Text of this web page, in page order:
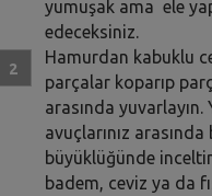
yumuşak ama ele
edeceksiniz.
Hamurdan kabuklu
parçalar koparıp
arasında
avuçlarınız arasında
büyüklüğünde
badem, ceviz ya da